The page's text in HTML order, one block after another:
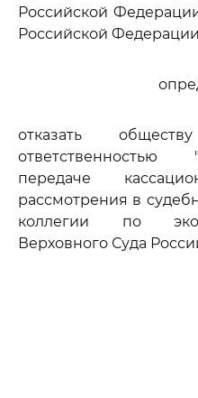
Российской
Российской Федерации
отказать
ответственностью
передаче
рассмотрения в
коллегии по
Верховного Суда